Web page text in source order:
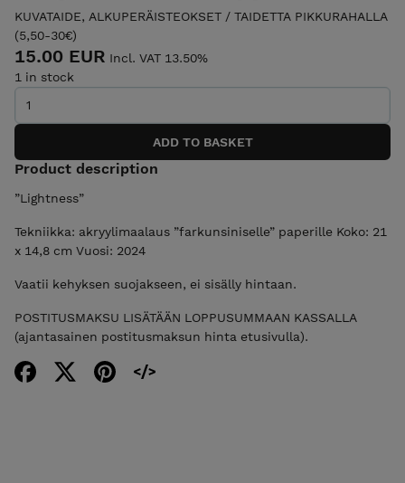
KUVATAIDE, ALKUPERÄISTEOKSET / TAIDETTA PIKKURAHALLA
(5,50-30€)
15.00 EUR Incl. VAT 13.50%
1 in stock
Product description
”Lightness”
Tekniikka: akryylimaalaus ”farkunsiniselle” paperille Koko: 21
x 14,8 cm Vuosi: 2024
Vaatii kehyksen suojakseen, ei sisälly hintaan.
POSTITUSMAKSU LISÄTÄÄN LOPPUSUMMAAN KASSALLA
(ajantasainen postitusmaksun hinta etusivulla).